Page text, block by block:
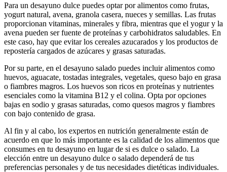
Para un desayuno dulce puedes optar por alimentos como frutas,
yogurt natural, avena, granola casera, nueces y semillas. Las frutas
proporcionan vitaminas, minerales y fibra, mientras que el yogur y la
avena pueden ser fuente de proteínas y carbohidratos saludables. En
este caso, hay que evitar los cereales azucarados y los productos de
repostería cargados de azúcares y grasas saturadas.
Por su parte, en el desayuno salado puedes incluir alimentos como
huevos, aguacate, tostadas integrales, vegetales, queso bajo en grasa
o fiambres magros. Los huevos son ricos en proteínas y nutrientes
esenciales como la vitamina B12 y el colina. Opta por opciones
bajas en sodio y grasas saturadas, como quesos magros y fiambres
con bajo contenido de grasa.
Al fin y al cabo, los expertos en nutrición generalmente están de
acuerdo en que lo más importante es la calidad de los alimentos que
consumes en tu desayuno en lugar de si es dulce o salado. La
elección entre un desayuno dulce o salado dependerá de tus
preferencias personales y de tus necesidades dietéticas individuales.